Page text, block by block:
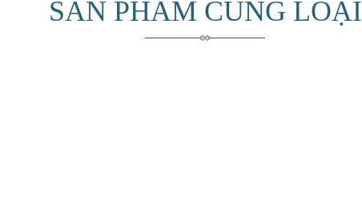
SẢN PHẨM CÙNG LOẠI